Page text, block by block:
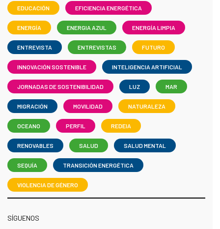
EDUCACIÓN EFICIENCIA ENERGÉTICA
ENERGÍA ENERGIA AZUL ENERGÍA LIMPIA
ENTREVISTA ENTREVISTAS FUTURO
INNOVACIÓN SOSTENIBLE INTELIGENCIA ARTIFICIAL
JORNADAS DE SOSTENIBILIDAD LUZ MAR
MIGRACIÓN MOVILIDAD NATURALEZA
OCEANO PERFIL REDEIA
RENOVABLES SALUD SALUD MENTAL
SEQUÍA TRANSICIÓN ENERGÉTICA
VIOLENCIA DE GÉNERO
SÍGUENOS